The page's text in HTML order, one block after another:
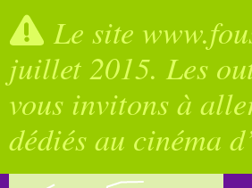
Le site
juillet 2015. Les
vous invitons à
dédiés au cinéma